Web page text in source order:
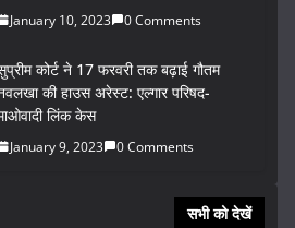
January 10, 2023 0 Comments
कोर्ट ने 17 फरवरी तक बढ़ाई गौतम
की हाउस अरेस्ट: एल्गार परिषद-
लिंक केस
January 9, 2023 0 Comments
सभी को देखें